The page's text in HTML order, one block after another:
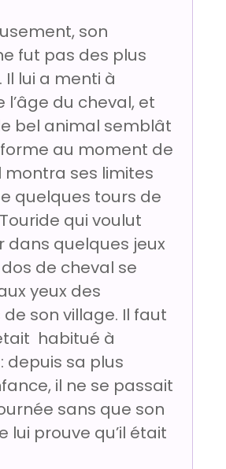
son
fut pas des plus
Il lui a menti à
l’âge du cheval, et
bel animal semblât
au moment de
montra ses limites
quelques tours de
qui voulut
dans quelques jeux
de cheval se
yeux des
son village. Il faut
habitué à
depuis sa plus
il ne se passait
sans que son
lui prouve qu’il était